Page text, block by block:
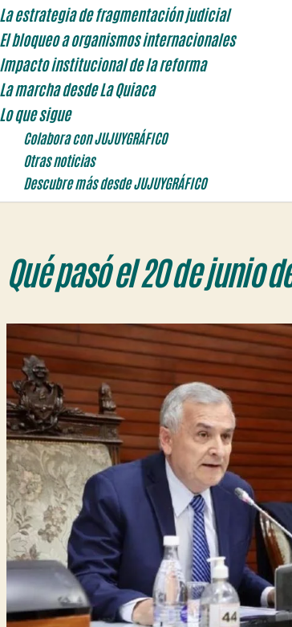
La estrategia de fragmentación judicial
El bloqueo a organismos internacionales
Impacto institucional de la reforma
La marcha desde La Quiaca
Lo que sigue
Colabora con JUJUYGRÁFICO
Otras noticias
Descubre más desde JUJUYGRÁFICO
Qué pasó el 20 de junio